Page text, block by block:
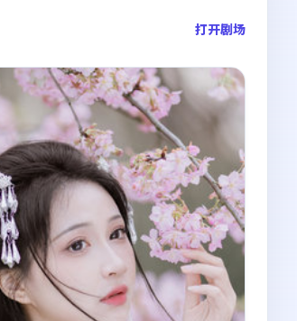
打开剧场